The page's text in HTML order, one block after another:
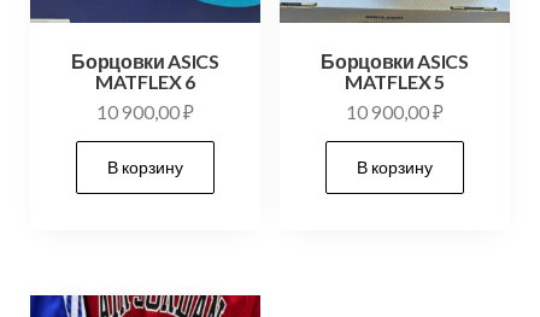
Борцовки ASICS
MATFLEX 6
10 900,00₽
В корзину
Борцовки ASICS
MATFLEX 5
10 900,00₽
В корзину